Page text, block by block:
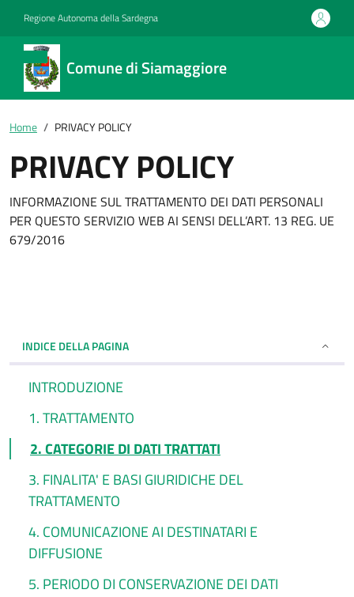
Regione Autonoma della Sardegna
Comune di Siamaggiore
Home PRIVACY POLICY
PRIVACY POLICY
INFORMAZIONE SUL TRATTAMENTO DEI DATI PERSONALI
PER QUESTO SERVIZIO WEB AI SENSI DELL’ART. 13 REG. UE
679/2016
INDICE DELLA PAGINA
INTRODUZIONE
1. TRATTAMENTO
2. CATEGORIE DI DATI TRATTATI
3. FINALITA' E BASI GIURIDICHE DEL
TRATTAMENTO
4. COMUNICAZIONE AI DESTINATARI E
DIFFUSIONE
5. PERIODO DI CONSERVAZIONE DEI DATI